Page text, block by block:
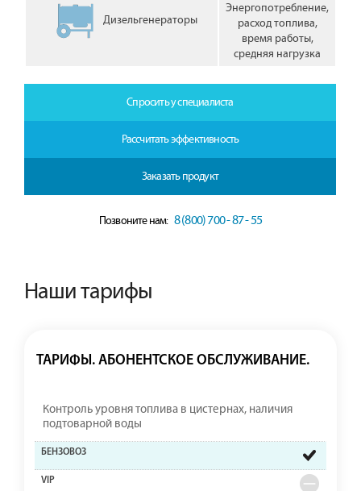
Дизельгенераторы
Энергопотребление,
расход топлива,
время работы,
средняя нагрузка
Спросить у специалиста
Рассчитать эффективность
Заказать продукт
Позвоните нам: 8 (800) 700 - 87 - 55
Наши тарифы
ТАРИФЫ. АБОНЕНТСКОЕ ОБСЛУЖИВАНИЕ.
Контроль уровня топлива в цистернах, наличия
подтоварной воды